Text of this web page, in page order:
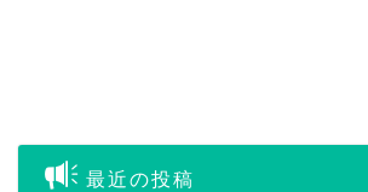
最近の投稿